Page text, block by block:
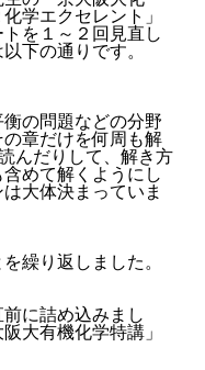
学エクセレント」
を１～２回見直し
下の通りです。
の問題などの分野
章だけを何周も解
んだりして、解き方
めて解くようにし
大体決まっていま
繰り返しました。
に詰め込みまし
大有機化学特講」